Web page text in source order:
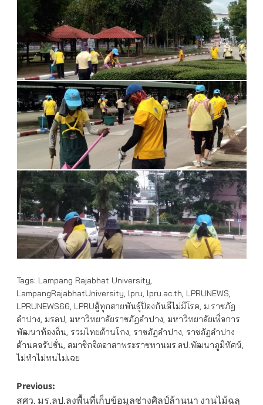
Tags: Lampang Rajabhat University,
LampangRajabhatUniversity, lpru, lpru.ac.th, LPRUNEWS,
LPRUNEWS66, LPRUสู้ทุกสายพันธุ์ป้องกันดีไม่มีโรค, ม.ราชภัฏ
ลำปาง, มรลป, มหาวิทยาลัยราชภัฏลำปาง, มหาวิทยาลัยเพื่อการ
พัฒนาท้องถิ่น, รวมไทยต้านโกง, ราชภัฏลำปาง, ราชภัฏลำปาง
ต้านคอรัปชั่น, สมาชิกจิตอาสาพระราชทานมร.ลป.พัฒนาภูมิทัศน์,
ไม่ทำไม่ทนไม่เฉย
Post
Previous:
สศว. มร.ลป.ลงพื้นที่เก็บข้อมูลช่างศิลป์ล้านนา งานไม้ฉลุ